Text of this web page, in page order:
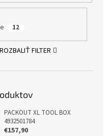
12
ROZBALIŤ FILTER
PACKOUT XL TOOL BOX
4932501784
€157,90